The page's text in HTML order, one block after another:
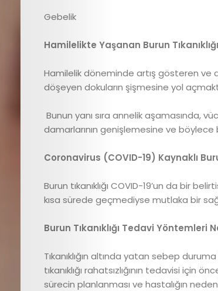
Cici
Astroloji
Editör
Videolar
Cici
Gündem
Cici
Dokunuşlar
İletişim
Gebelik
Hamilelikte Yaşanan Burun
Hamilelik döneminde artış gösteren ve
döşeyen dokuların şişmesine yol
Bunun yanı sıra annelik aşamasında,
damarlarının genişlemesine ve böylece
Coronavirus (COVID-19) Kaynaklı
Burun tıkanıklığı COVID-19’un da bir
kısa sürede geçmediyse mutlaka bir
Burun Tıkanıklığı Tedavi Yöntemleri
Tıkanıklığın altında yatan sebep
tıkanıklığı rahatsızlığının tedavisi için
sürecin planlanması ve hastalığın